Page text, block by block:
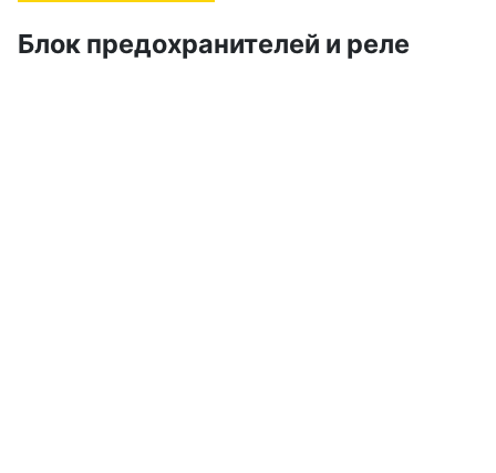
Блок предохранителей и реле